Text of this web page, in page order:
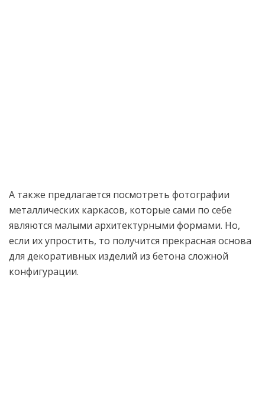
А также предлагается посмотреть фотографии
металлических каркасов, которые сами по себе
являются малыми архитектурными формами. Но,
если их упростить, то получится прекрасная основа
для декоративных изделий из бетона сложной
конфигурации.